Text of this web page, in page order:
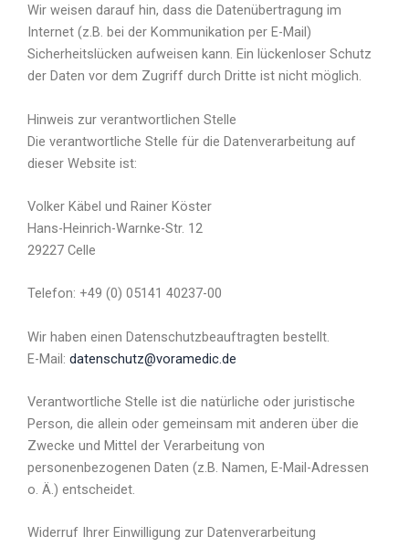
Wir weisen darauf hin, dass die Datenübertragung im
Internet (z.B. bei der Kommunikation per E-Mail)
Sicherheitslücken aufweisen kann. Ein lückenloser Schutz
der Daten vor dem Zugriff durch Dritte ist nicht möglich.
Hinweis zur verantwortlichen Stelle
Die verantwortliche Stelle für die Datenverarbeitung auf
dieser Website ist:
Volker Käbel und Rainer Köster
Hans-Heinrich-Warnke-Str. 12
29227 Celle
Telefon: +49 (0) 05141 40237-00
Wir haben einen Datenschutzbeauftragten bestellt.
E-Mail: datenschutz@voramedic.de
Verantwortliche Stelle ist die natürliche oder juristische
Person, die allein oder gemeinsam mit anderen über die
Zwecke und Mittel der Verarbeitung von
personenbezogenen Daten (z.B. Namen, E-Mail-Adressen
o. Ä.) entscheidet.
Widerruf Ihrer Einwilligung zur Datenverarbeitung